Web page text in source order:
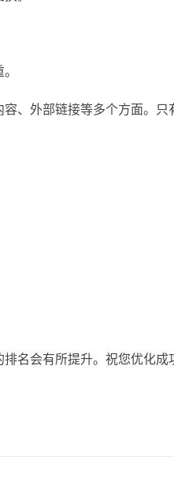
、外部链接等多个方面。
名会有所提升。祝您优化成